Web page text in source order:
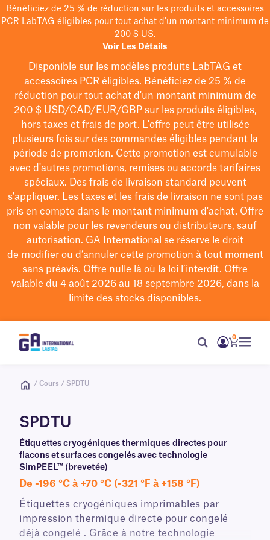
Bénéficiez de 25 % de réduction sur les produits et accessoires
PCR LabTAG éligibles pour tout achat d'un montant minimum de
200 $ US.
Voir Les Détails
Disponible sur les modèles produits LabTAG et
accessoires PCR éligibles. Bénéficiez de 25 % de
réduction pour tout achat d'un montant minimum de
200 $USD/CAD/EUR/GBPsur les produits éligibles,
hors taxes et frais de port. L'offre peut être utilisée
plusieurs fois sur des commandes éligibles pendant la
période de promotion. Cette promotion est cumulable
avec d'autres promotions, remises ou accords tarifaires
spéciaux. Des frais de livraison standard peuvent
s'appliquer. Les taxes et les frais de livraison ne sont pas
pris en compte dans le montant minimum d'achat. Offre
non valable pour les revendeurs ou distributeurs, sauf
autorisation. GA International se réserve le droit
de modifierou d’annuler cette promotion à tout moment
sans préavis. Offre nulle là où la loi l’interdit. Offre
valable du 4 août 2026 au 18 septembre 2026, dans la
limite des stocks disponibles.
0
/ Cours / SPDTU
SPDTU
Étiquettes cryogéniques thermiques directes pour
flacons et surfaces congelés avec technologie
SimPEEL™ (brevetée)
De -196 °C à +70 °C (-321 °F à +158 °F)
Étiquettes cryogéniques imprimables par
impression thermique directe pour congelé
déjà congelé . Grâce à notre technologie